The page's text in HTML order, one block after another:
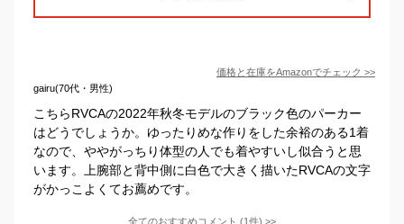
価格と在庫をAmazonでチェック >>
gairu(70代・男性)
こちらRVCAの2022年秋冬モデルのブラック色のパーカー
はどうでしょうか。ゆったりめな作りをした余裕のある1着
なので、ややがっちり体型の人でも着やすいし似合うと思
います。上腕部と背中側に白色で大きく描いたRVCAの文字
がかっこよくてお薦めです。
全てのおすすめコメント (1件) >